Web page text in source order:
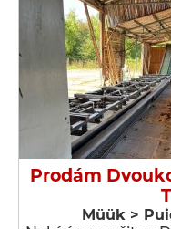
Prodám
Müük >